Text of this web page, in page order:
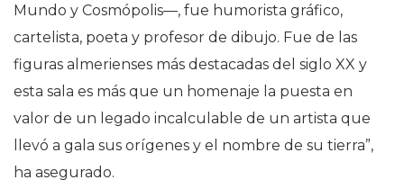
Mundo y Cosmópolis—, fue humorista gráfico,
cartelista, poeta y profesor de dibujo. Fue de las
figuras almerienses más destacadas del siglo XX y
esta sala es más que un homenaje la puesta en
valor de un legado incalculable de un artista que
llevó a gala sus orígenes y el nombre de su tierra”,
ha asegurado.